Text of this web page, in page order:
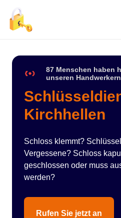
87 Menschen haben
unseren
Kirchhellen
Schloss klemmt?
Vergessene? Schloss
geschlossen oder muss
werden?
Rufen Sie jetzt an